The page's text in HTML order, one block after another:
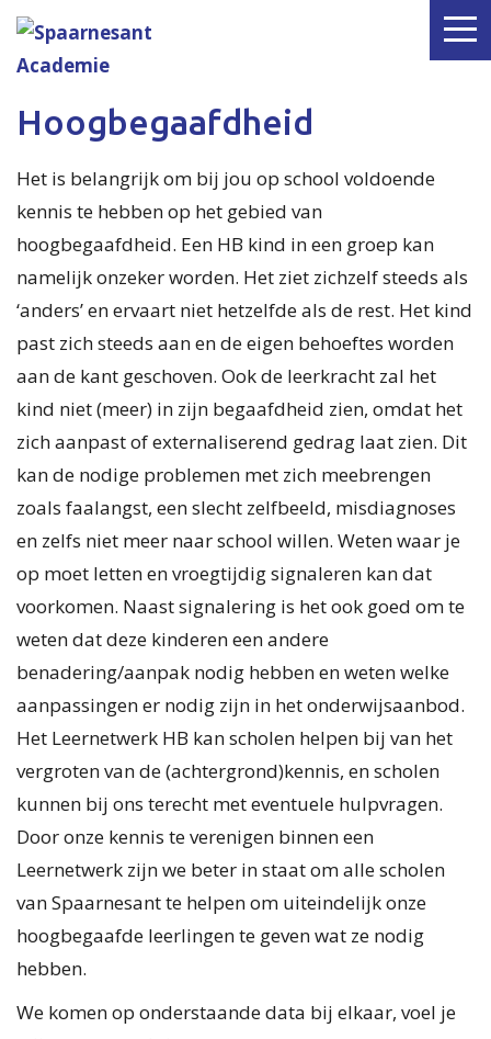
Hoogbegaafdheid
Het is belangrijk om bij jou op school voldoende
kennis te hebben op het gebied van
hoogbegaafdheid. Een HB kind in een groep kan
namelijk onzeker worden. Het ziet zichzelf steeds als
‘anders’ en ervaart niet hetzelfde als de rest. Het kind
past zich steeds aan en de eigen behoeftes worden
aan de kant geschoven. Ook de leerkracht zal het
kind niet (meer) in zijn begaafdheid zien, omdat het
zich aanpast of externaliserend gedrag laat zien. Dit
kan de nodige problemen met zich meebrengen
zoals faalangst, een slecht zelfbeeld, misdiagnoses
en zelfs niet meer naar school willen. Weten waar je
op moet letten en vroegtijdig signaleren kan dat
voorkomen. Naast signalering is het ook goed om te
weten dat deze kinderen een andere
benadering/aanpak nodig hebben en weten welke
aanpassingen er nodig zijn in het onderwijsaanbod.
Het Leernetwerk HB kan scholen helpen bij van het
vergroten van de (achtergrond)kennis, en scholen
kunnen bij ons terecht met eventuele hulpvragen.
Door onze kennis te verenigen binnen een
Leernetwerk zijn we beter in staat om alle scholen
van Spaarnesant te helpen om uiteindelijk onze
hoogbegaafde leerlingen te geven wat ze nodig
hebben.
We komen op onderstaande data bij elkaar, voel je